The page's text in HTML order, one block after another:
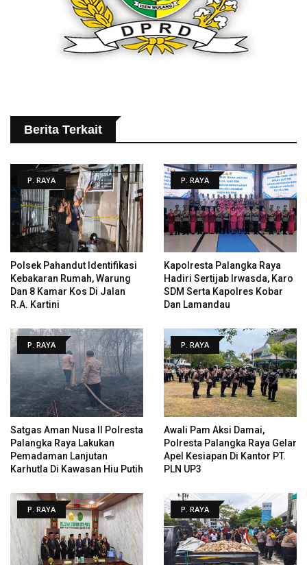
Berita Terkait
P. RAYA
Polsek Pahandut Identifikasi
Kebakaran Rumah, Warung
Dan 8 Kamar Kos Di Jalan
R.A. Kartini
P. RAYA
Kapolresta Palangka Raya
Hadiri Sertijab Irwasda, Karo
SDM Serta Kapolres Kobar
Dan Lamandau
P. RAYA
Satgas Aman Nusa II Polresta
Palangka Raya Lakukan
Pemadaman Lanjutan
Karhutla Di Kawasan Hiu Putih
P. RAYA
Awali Pam Aksi Damai,
Polresta Palangka Raya Gelar
Apel Kesiapan Di Kantor PT.
PLN UP3
P. RAYA P. RAYA